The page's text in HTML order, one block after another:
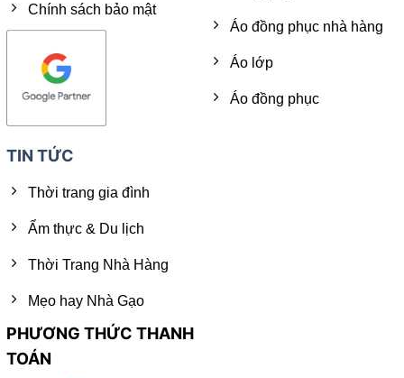
Chính sách bảo mật
Áo đồng phục nhà hàng
Áo lớp
Áo đồng phục
TIN TỨC
Thời trang gia đình
Ẩm thực & Du lịch
Thời Trang Nhà Hàng
Mẹo hay Nhà Gạo
PHƯƠNG THỨC THANH
TOÁN